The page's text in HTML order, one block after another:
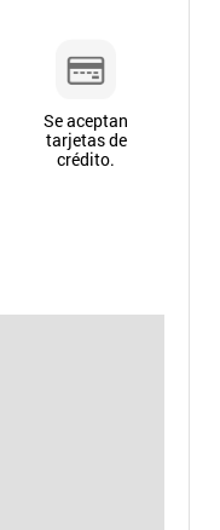
Se aceptan
tarjetas de
crédito.